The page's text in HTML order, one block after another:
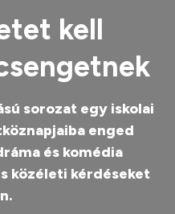
kell
sorozat egy iskolai
enged
és komédia
közéleti kérdéseket